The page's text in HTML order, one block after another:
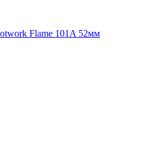
Flame 101A 52мм